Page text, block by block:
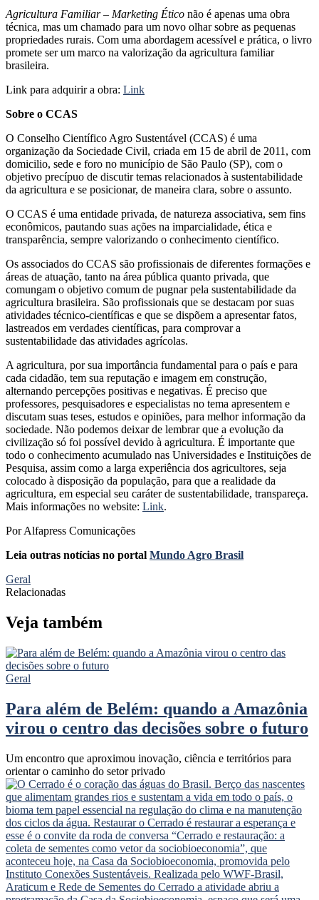
Agricultura Familiar – Marketing Ético não é apenas uma obra
técnica, mas um chamado para um novo olhar sobre as pequenas
propriedades rurais. Com uma abordagem acessível e prática, o livro
promete ser um marco na valorização da agricultura familiar
brasileira.
Link para adquirir a obra: Link
Sobre o CCAS
O Conselho Científico Agro Sustentável (CCAS) é uma
organização da Sociedade Civil, criada em 15 de abril de 2011, com
domicilio, sede e foro no município de São Paulo (SP), com o
objetivo precípuo de discutir temas relacionados à sustentabilidade
da agricultura e se posicionar, de maneira clara, sobre o assunto.
O CCAS é uma entidade privada, de natureza associativa, sem fins
econômicos, pautando suas ações na imparcialidade, ética e
transparência, sempre valorizando o conhecimento científico.
Os associados do CCAS são profissionais de diferentes formações e
áreas de atuação, tanto na área pública quanto privada, que
comungam o objetivo comum de pugnar pela sustentabilidade da
agricultura brasileira. São profissionais que se destacam por suas
atividades técnico-científicas e que se dispõem a apresentar fatos,
lastreados em verdades científicas, para comprovar a
sustentabilidade das atividades agrícolas.
A agricultura, por sua importância fundamental para o país e para
cada cidadão, tem sua reputação e imagem em construção,
alternando percepções positivas e negativas. É preciso que
professores, pesquisadores e especialistas no tema apresentem e
discutam suas teses, estudos e opiniões, para melhor informação da
sociedade. Não podemos deixar de lembrar que a evolução da
civilização só foi possível devido à agricultura. É importante que
todo o conhecimento acumulado nas Universidades e Instituições de
Pesquisa, assim como a larga experiência dos agricultores, seja
colocado à disposição da população, para que a realidade da
agricultura, em especial seu caráter de sustentabilidade, transpareça.
Mais informações no website: Link.
Por Alfapress Comunicações
Leia outras notícias no portal Mundo Agro Brasil
Geral
Relacionadas
Veja também
Geral
Para além de Belém: quando a Amazônia
virou o centro das decisões sobre o futuro
Um encontro que aproximou inovação, ciência e territórios para
orientar o caminho do setor privado